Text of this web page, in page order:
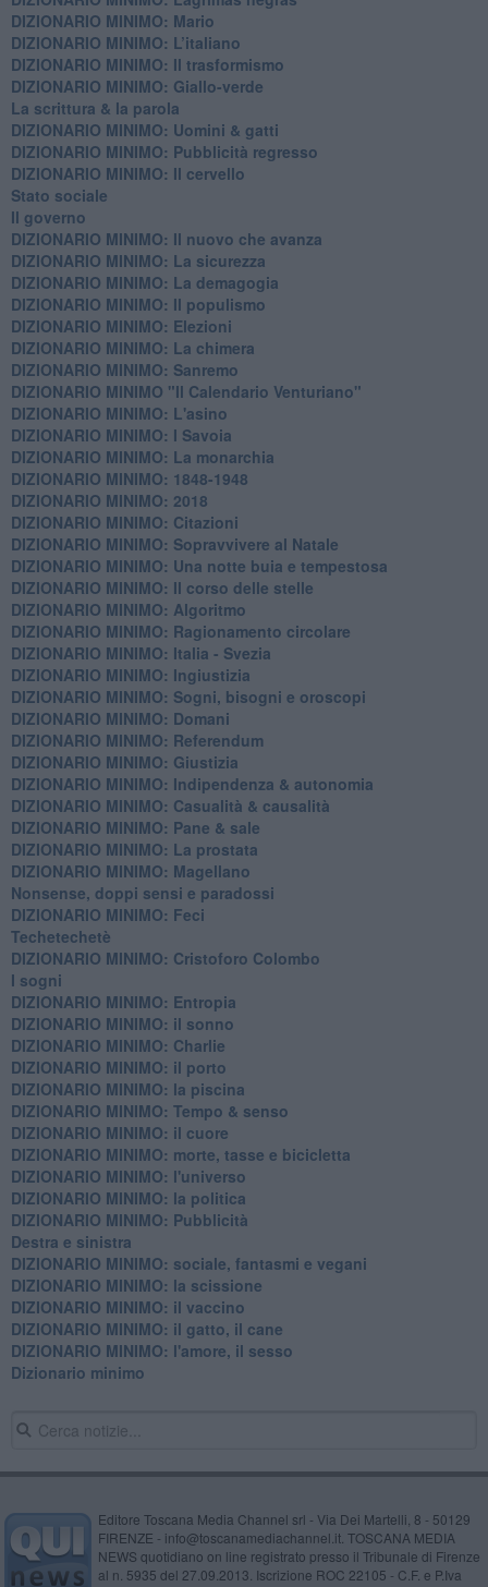
DIZIONARIO MINIMO: Mario
DIZIONARIO MINIMO: L’italiano
DIZIONARIO MINIMO: Il trasformismo
DIZIONARIO MINIMO: Giallo-verde
La scrittura & la parola
​DIZIONARIO MINIMO: Uomini & gatti
DIZIONARIO MINIMO: ​Pubblicità regresso
DIZIONARIO MINIMO: Il cervello
Stato sociale
Il governo
DIZIONARIO MINIMO: Il nuovo che avanza
DIZIONARIO MINIMO: La sicurezza
DIZIONARIO MINIMO: La demagogia
DIZIONARIO MINIMO: Il populismo
DIZIONARIO MINIMO: Elezioni
DIZIONARIO MINIMO: La chimera
DIZIONARIO MINIMO: Sanremo
DIZIONARIO MINIMO "Il Calendario Venturiano"
DIZIONARIO MINIMO: L'asino
DIZIONARIO MINIMO: I Savoia
DIZIONARIO MINIMO: La monarchia
DIZIONARIO MINIMO: 1848-1948
DIZIONARIO MINIMO: 2018
DIZIONARIO MINIMO: Citazioni
DIZIONARIO MINIMO: ​Sopravvivere al Natale
DIZIONARIO MINIMO: ​Una notte buia e tempestosa
DIZIONARIO MINIMO: Il corso delle stelle
DIZIONARIO MINIMO: Algoritmo
DIZIONARIO MINIMO: Ragionamento circolare
DIZIONARIO MINIMO: Italia - Svezia
DIZIONARIO MINIMO: ​Ingiustizia
DIZIONARIO MINIMO: ​Sogni, bisogni e oroscopi
DIZIONARIO MINIMO: Domani
DIZIONARIO MINIMO: Referendum
DIZIONARIO MINIMO: Giustizia
DIZIONARIO MINIMO: ​Indipendenza & autonomia
DIZIONARIO MINIMO: ​Casualità & causalità
​DIZIONARIO MINIMO: Pane & sale
DIZIONARIO MINIMO: La prostata
​DIZIONARIO MINIMO: Magellano
Nonsense, doppi sensi e paradossi
DIZIONARIO MINIMO: Feci
Techetechetè
DIZIONARIO MINIMO: Cristoforo Colombo
I sogni
DIZIONARIO MINIMO: Entropia
DIZIONARIO MINIMO: il sonno
DIZIONARIO MINIMO: Charlie
DIZIONARIO MINIMO: il porto
DIZIONARIO MINIMO: la piscina
DIZIONARIO MINIMO: Tempo & senso
DIZIONARIO MINIMO: il cuore
DIZIONARIO MINIMO: morte, tasse e bicicletta
DIZIONARIO MINIMO: l'universo
DIZIONARIO MINIMO: la politica
DIZIONARIO MINIMO: Pubblicità
Destra e sinistra
DIZIONARIO MINIMO: sociale, fantasmi e vegani
DIZIONARIO MINIMO: la scissione
DIZIONARIO MINIMO: il vaccino
DIZIONARIO MINIMO: il gatto, il cane
DIZIONARIO MINIMO: l'amore, il sesso
Dizionario minimo
Editore Toscana Media Channel srl - Via Dei Martelli, 8 - 50129
FIRENZE - info@toscanamediachannel.it. TOSCANA MEDIA
NEWS quotidiano on line registrato presso il Tribunale di Firenze
al n. 5935 del 27.09.2013. Iscrizione ROC 22105 - C.F. e P.Iva